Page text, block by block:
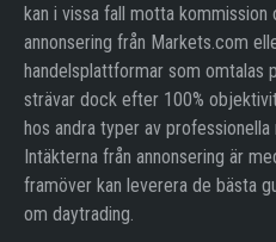
kan i vissa fall motta
annonsering från Markets.com
handelsplattformar som omtalas
strävar dock efter 100%
hos andra typer av
Intäkterna från annonsering är
framöver kan leverera de bästa
om daytrading.